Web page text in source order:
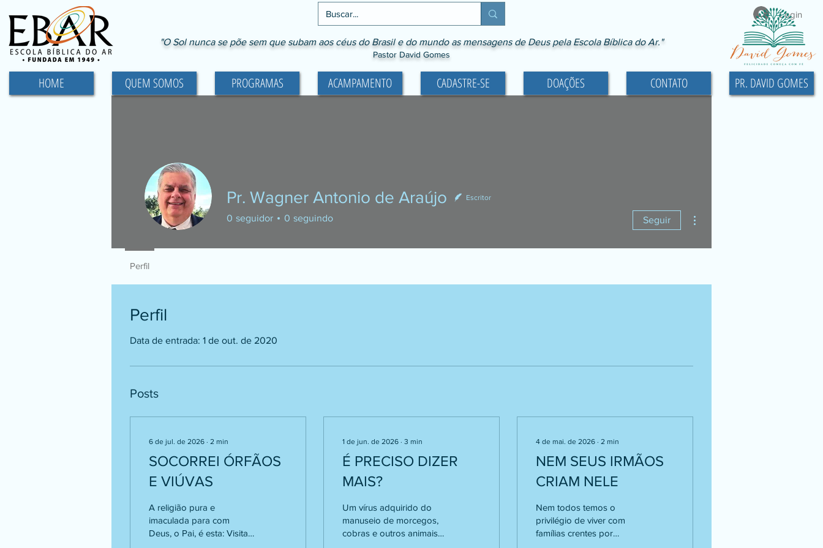
Login
"O Sol nunca se põe sem que subam aos céus do Brasil e do mundo as mensagens de Deus pela Escola Bíblica do Ar."
Pastor David Gomes
HOME QUEM SOMOS PROGRAMAS ACAMPAMENTO CADASTRE-SE DOAÇÕES CONTATO PR. DAVID GOMES
Perfil
Data de entrada: 1 de out. de 2020
Posts
6 de jul. de 2026 ∙ 2 min
SOCORREI ÓRFÃOS
E VIÚVAS
A religião pura e
imaculada para com
Deus, o Pai, é esta: Visitar
1 de jun. de 2026 ∙ 3 min
É PRECISO DIZER
MAIS?
Um vírus adquirido do
manuseio de morcegos,
cobras e outros animais
4 de mai. de 2026 ∙ 2 min
NEM SEUS IRMÃOS
CRIAM NELE
Nem todos temos o
privilégio de viver com
famílias crentes por
Pr. Wagner Antonio de Araújo Escritor
0 seguidor 0 seguindo Seguir
Perfil